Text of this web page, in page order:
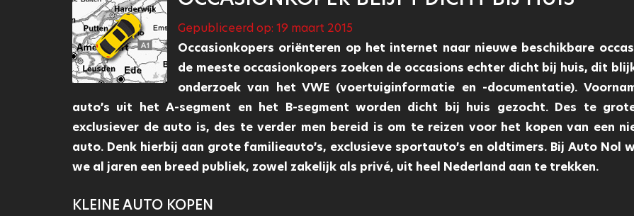
Gepubliceerd op: 19 maart 2015
Occasionkopers oriënteren op het internet naar nieuwe beschikbare
de meeste occasionkopers zoeken de occasions echter dicht bij huis, dit
onderzoek van het VWE (voertuiginformatie en -documentatie).
auto’s uit het A-segment en het B-segment worden dicht bij huis gezocht. Des te
exclusiever de auto is, des te verder men bereid is om te reizen voor het kopen van een
auto. Denk hierbij aan grote familieauto’s, exclusieve sportauto’s en oldtimers. Bij Auto Nol
we al jaren een breed publiek, zowel zakelijk als privé, uit heel Nederland aan te trekken.
KLEINE AUTO KOPEN